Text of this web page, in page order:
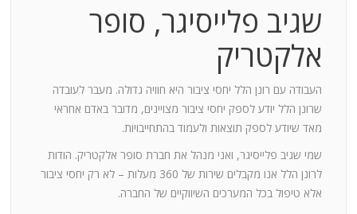
שגיב פלייסיגר, סופר
אלקטריק
העבודה עם רונן הלל יחסי ציבור היא חוויה גדולה. מעבר לעובדה
שרונן הלל יודע לספק יחסי ציבור מצויינים, מדובר באדם אחראי
מאד שיודע לספק תוצאות ולעמוד בהתחייבויות.
שמי שגיב פלייסיגר, ואני מנהל את חברת סופר אלקטריק. הודות
לרונן הלל אנו מקבלים שירות של 360 מעלות – לא רק יחסי ציבור
אלא טיפול בכל המערכים השיווקיים של החברה.